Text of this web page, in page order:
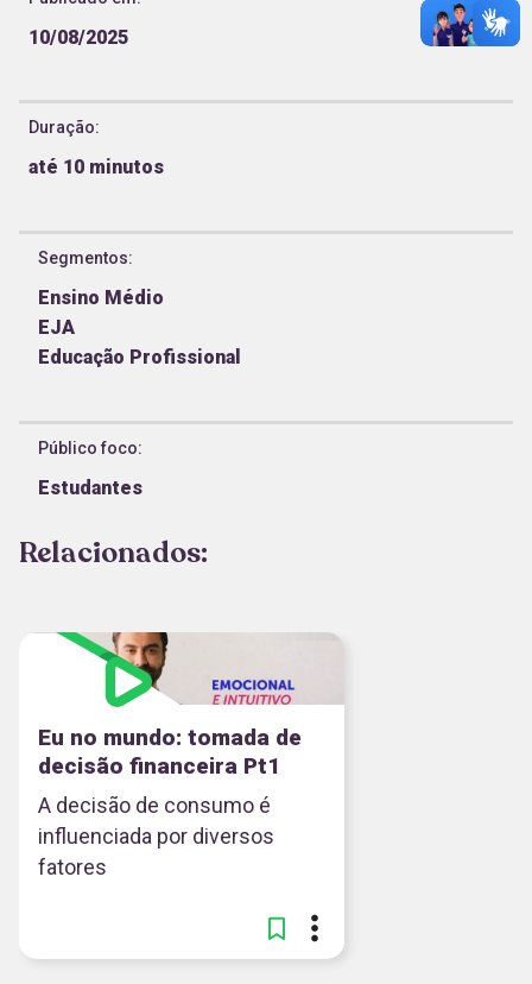
10/08/2025
Duração:
até 10 minutos
Segmentos:
Ensino Médio
EJA
Educação Profissional
Público foco:
Estudantes
Relacionados:
Eu no mundo: tomada de
decisão financeira Pt1
A decisão de consumo é
influenciada por diversos
fatores